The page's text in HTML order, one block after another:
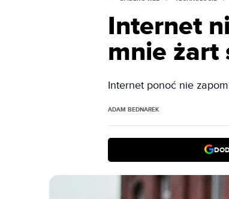
Internet
mnie żart
Internet ponoć nie
ADAM BEDNAREK